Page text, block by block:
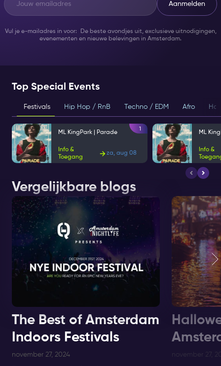
Aanmelden
Vul je e-mailadres in voor: De beste avondjes uit, exclusieve uitnodigingen,
evenementen en nieuwe belevingen in Amsterdam.
Top Special Events
Festivals Hip Hop / RnB Techno / EDM Afro
ML KingPark | Parade
Info &
Toegang
za, aug 08
1
ML
Info &
Vergelijkbare blogs
The Best of Amsterdam
Indoors Festivals
november 27, 2024 november 27,